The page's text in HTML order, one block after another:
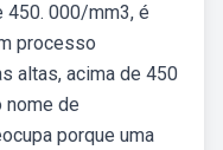
450. 000/mm3, é
processo
altas, acima de 450
nome de
porque uma